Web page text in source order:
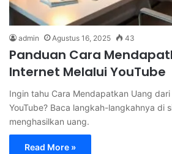
admin Agustus 16, 2025 43
Panduan Cara
Internet Melalui YouTube
Ingin tahu Cara Mendapatkan Uang
YouTube? Baca langkah-langkahnya di
menghasilkan uang.
Read More »